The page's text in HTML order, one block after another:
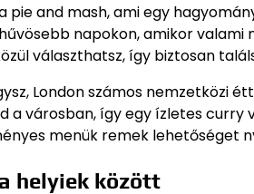
pie and mash, ami egy
napokon, amikor valami
választhatsz, így biztosan
London számos nemzetközi
a városban, így egy ízletes
menük remek lehetőséget
helyiek között